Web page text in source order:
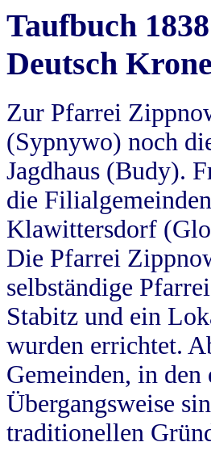
Taufbuch
Deutsch Krone
Zur Pfarrei
(Sypnywo) noch
Jagdhaus (Budy).
die
Klawittersdorf
Die Pfarrei
selbständige
Stabitz und ein
wurden errichtet.
Gemeinden, in den
Übergangsweise
traditionellen